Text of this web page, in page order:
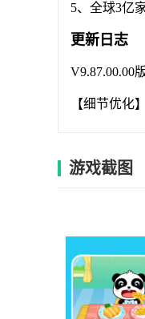
5、全球3亿
更新日志
V9.87.00.00
【细节优化
游戏截图